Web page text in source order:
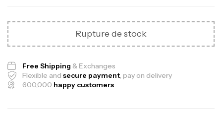
Rupture de stock
Free Shipping & Exchanges
Flexible and secure payment, pay on delivery
600,000 happy customers